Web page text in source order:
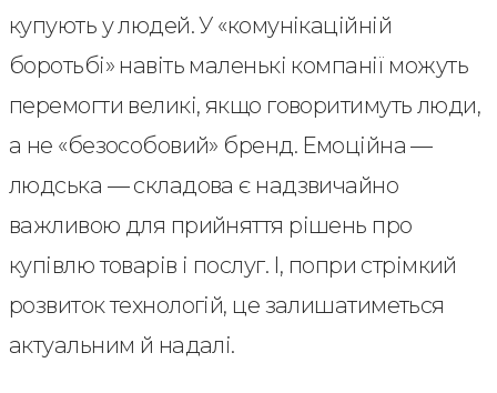
купують у людей. У «комунікаційній
боротьбі» навіть маленькі компанії можуть
перемогти великі, якщо говоритимуть люди,
а не «безособовий» бренд. Емоційна —
людська — складова є надзвичайно
важливою для прийняття рішень про
купівлю товарів і послуг. І, попри стрімкий
розвиток технологій, це залишатиметься
актуальним й надалі.